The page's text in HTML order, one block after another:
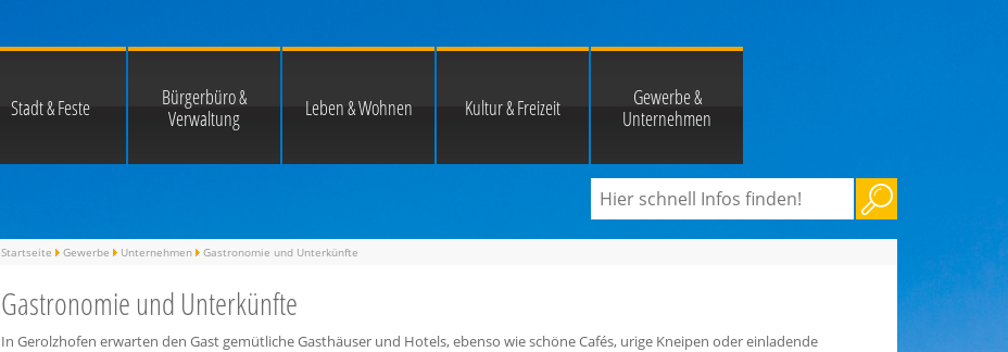
Stadt & Feste
Bürgerbüro &
Verwaltung
Leben & Wohnen Kultur & Freizeit
Gewerbe &
Unternehmen
Startseite Gewerbe Unternehmen Gastronomie und Unterkünfte
Gastronomie und Unterkünfte
In Gerolzhofen erwarten den Gast gemütliche Gasthäuser und Hotels, ebenso wie schöne Cafés, urige Kneipen oder einladende